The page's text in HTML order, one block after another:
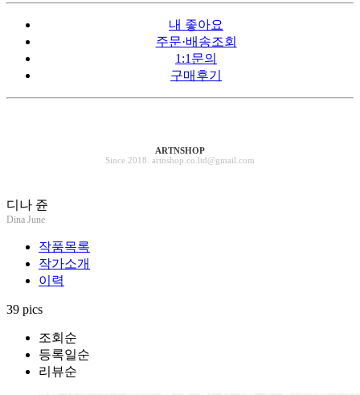
내 좋아요
주문·배송조회
1:1문의
구매후기
ARTNSHOP
Since 2018. artnshop.co.ltd@gmail.com
디나 쥰
Dina June
작품목록
작가소개
이력
39 pics
조회순
등록일순
리뷰순